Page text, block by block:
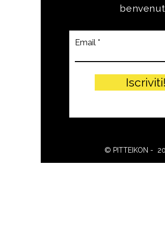
Email
Iscriviti!
© PITTEIKON -